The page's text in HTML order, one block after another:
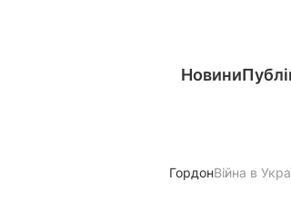
Новини
ГордонВійна в